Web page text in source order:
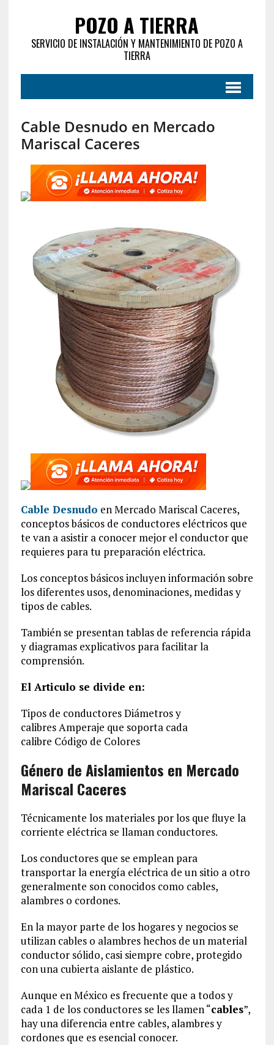
POZO A TIERRA
SERVICIO DE INSTALACIÓN Y MANTENIMIENTO DE POZO A
TIERRA
Cable Desnudo en Mercado
Mariscal Caceres
Cable Desnudo en Mercado Mariscal Caceres,
conceptos básicos de conductores eléctricos que
te van a asistir a conocer mejor el conductor que
requieres para tu preparación eléctrica.
Los conceptos básicos incluyen información sobre
los diferentes usos, denominaciones, medidas y
tipos de cables.
También se presentan tablas de referencia rápida
y diagramas explicativos para facilitar la
comprensión.
El Articulo se divide en:
Tipos de conductores Diámetros y
calibres Amperaje que soporta cada
calibre Código de Colores
Género de Aislamientos en Mercado
Mariscal Caceres
Técnicamente los materiales por los que fluye la
corriente eléctrica se llaman conductores.
Los conductores que se emplean para
transportar la energía eléctrica de un sitio a otro
generalmente son conocidos como cables,
alambres o cordones.
En la mayor parte de los hogares y negocios se
utilizan cables o alambres hechos de un material
conductor sólido, casi siempre cobre, protegido
con una cubierta aislante de plástico.
Aunque en México es frecuente que a todos y
cada 1 de los conductores se les llamen “cables”,
hay una diferencia entre cables, alambres y
cordones que es esencial conocer.